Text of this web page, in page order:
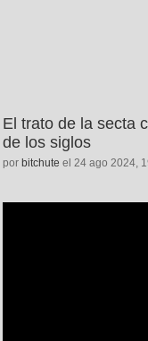
El trato de la secta
de los siglos
por bitchute el 24 ago 2024,